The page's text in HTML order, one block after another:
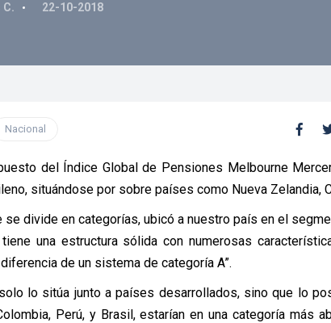
C. 22-10-2018
Nacional
del Índice Global de Pensiones Melbourne
situándose por sobre países como Nueva Zelandia,
se divide en categorías, ubicó a nuestro país en el
tiene una estructura sólida con numerosas
de un sistema de categoría A”.
lo sitúa junto a países desarrollados, sino que lo
Perú, y Brasil, estarían en una categoría más